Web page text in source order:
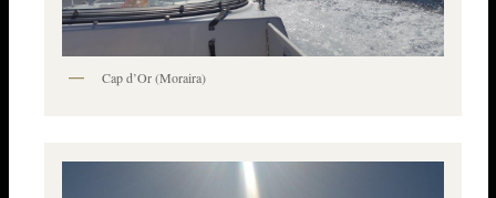
Cap d’Or (Moraira)